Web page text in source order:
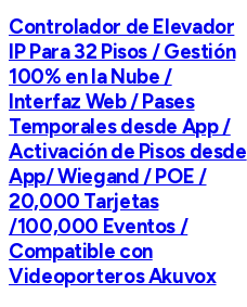
Controlador de Elevador
IP Para 32 Pisos / Gestión
100% en la Nube /
Interfaz Web / Pases
Temporales desde App /
Activación de Pisos desde
App/ Wiegand / POE /
20,000 Tarjetas
/100,000 Eventos /
Compatible con
Videoporteros Akuvox